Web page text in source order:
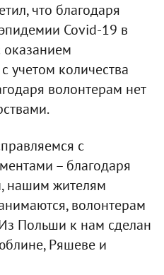
что благодаря
Covid-19 в
оказанием
количества
волонтерам нет
с
– благодаря
нашим жителям
волонтерам
Польши к нам сделан
Ряшеве и